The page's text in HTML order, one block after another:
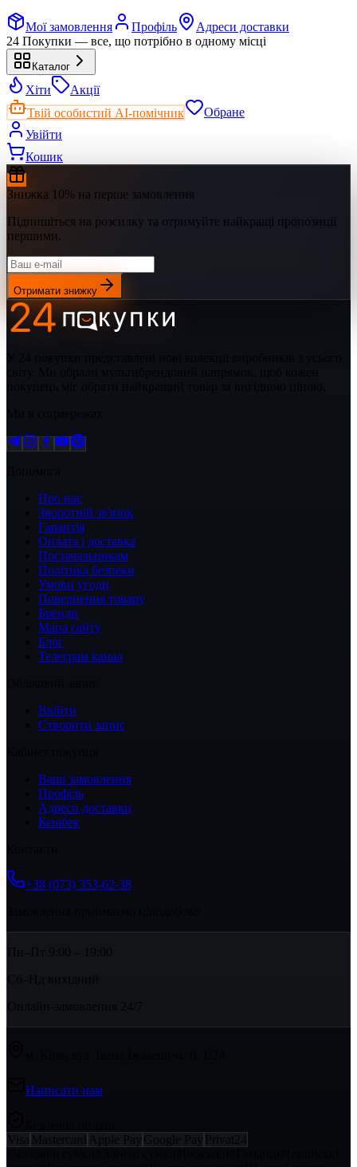
Мої замовлення Профіль
Адреси доставки
24 Покупки — все, що потрібно в одному місці
Каталог
Хіти
Акції
Твій особистий AI-помічник
Обране
Увійти
Кошик
Знижка 10% на перше замовлення
Підпишіться на розсилку та отримуйте найкращі пропозиції
першими.
Отримати знижку
Про нас
Зворотній зв'язок
Гарантія
Оплата і доставка
Постачальникам
Політика безпеки
Умови угоди
Повернення товару
Бренди
Мапа сайту
Блог
Телеграм канал
Ввійти
Створити запис
Ваші замовлення
Профіль
Адреси доставки
Кешбек
+38 (073) 353-62-38
Пн–Пт 9:00 – 19:00
Сб–Нд вихідний
Написати нам
Visa Mastercard Apple Pay Google Pay Privat24